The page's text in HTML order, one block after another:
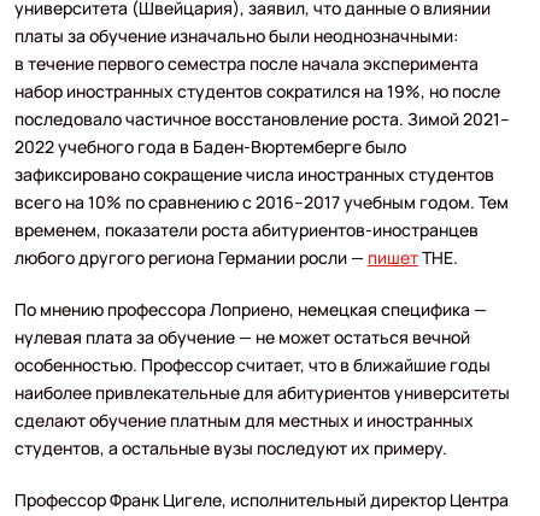
университета (Швейцария), заявил, что данные о влиянии
платы за обучение изначально были неоднозначными:
в течение первого семестра после начала эксперимента
набор иностранных студентов сократился на 19%, но после
последовало частичное восстановление роста. Зимой 2021–
2022 учебного года в Баден-Вюртемберге было
зафиксировано сокращение числа иностранных студентов
всего на 10% по сравнению с 2016–2017 учебным годом. Тем
временем, показатели роста абитуриентов-иностранцев
любого другого региона Германии росли — пишетTHE.
По мнению профессора Лоприено, немецкая специфика —
нулевая плата за обучение — не может остаться вечной
особенностью. Профессор считает, что в ближайшие годы
наиболее привлекательные для абитуриентов университеты
сделают обучение платным для местных и иностранных
студентов, а остальные вузы последуют их примеру.
Профессор Франк Цигеле, исполнительный директор Центра